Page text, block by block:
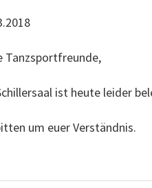
Tanzsportfreunde,
ist heute leider
um euer Verständnis.